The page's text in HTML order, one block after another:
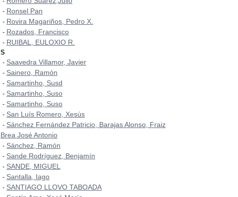
- Ronsel Pan
- Rovira Magariños, Pedro X.
- Rozados, Francisco
- RUIBAL, EULOXIO R.
S
- Saavedra Villamor, Javier
- Sainero, Ramón
- Samartinho, Susd
- Samartinho, Suso
- Samartinho, Suso
- San Luís Romero, Xesús
- Sánchez Fernández Patricio, Barajas Alonso, Fraiz
Brea José Antonio
- Sánchez, Ramón
- Sande Rodríguez, Benjamín
- SANDE, MIGUEL
- Santalla, Iago
- SANTIAGO LLOVO TABOADA